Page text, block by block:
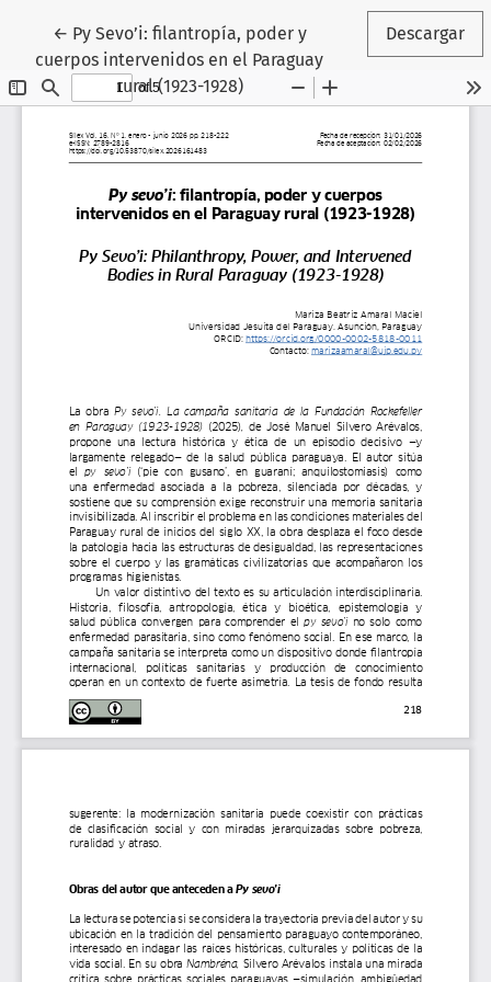
← Volver a los detalles del artículo
Py Sevo’i: filantropía, poder y
cuerpos intervenidos en el Paraguay
rural (1923-1928)
Descargar